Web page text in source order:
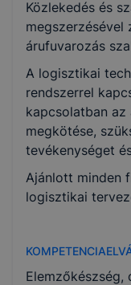
KKK/PTT
PTT letöltése (pdf)
Okleveles
Nem
Közlekedés és
megszerzésével
árufuvarozás
A logisztikai
rendszerrel
kapcsolatban
megkötése,
tevékenységet
Ajánlott minden
logisztikai